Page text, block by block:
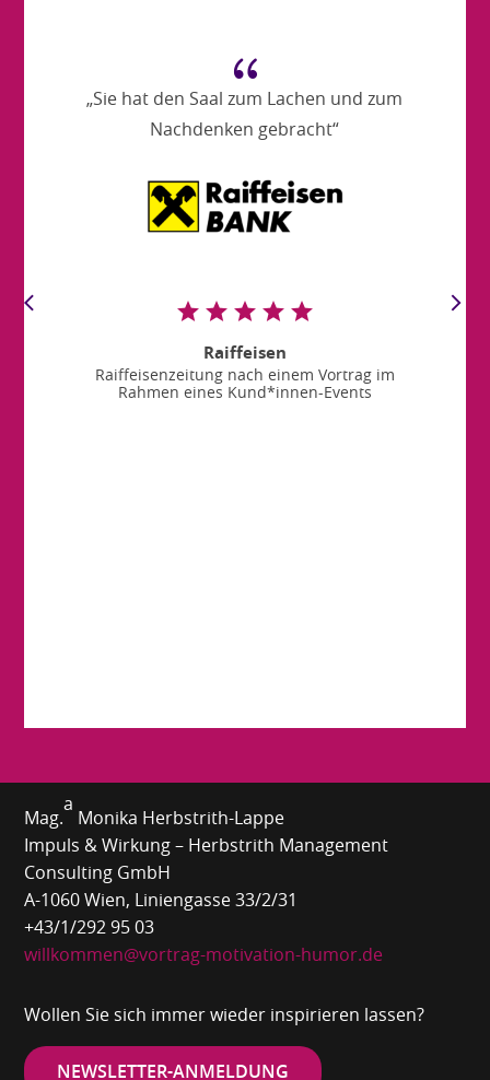
{
„Sie hat den Saal zum Lachen und zum
Nachdenken gebracht“
Raiffeisen
Raiffeisenzeitung nach einem Vortrag im
Rahmen eines Kund*innen-Events
Mag.
a
Monika Herbstrith-Lappe
Impuls & Wirkung – Herbstrith Management
Consulting GmbH
A-1060 Wien, Liniengasse 33/2/31
+43/1/292 95 03
willkommen@vortrag-motivation-humor.de
Wollen Sie sich immer wieder inspirieren lassen?
NEWSLETTER-ANMELDUNG